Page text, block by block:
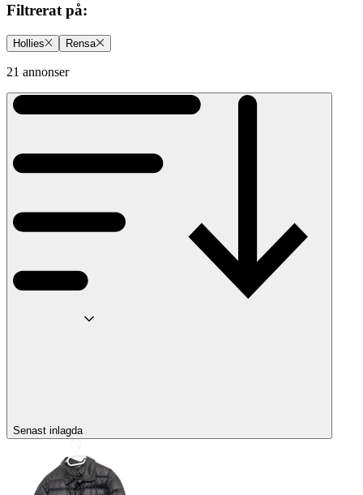
Filtrerat på:
Hollies Rensa
21 annonser
Senast inlagda